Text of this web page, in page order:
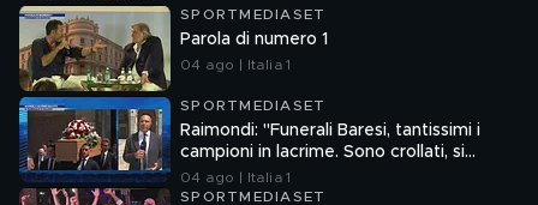
SPORTMEDIASET
Parola di numero 1
04 ago | Italia 1
SPORTMEDIASET
Raimondi: "Funerali Baresi, tantissimi i
campioni in lacrime. Sono crollati, si
sostenevano a vicenda"
04 ago | Italia 1
SPORTMEDIASET